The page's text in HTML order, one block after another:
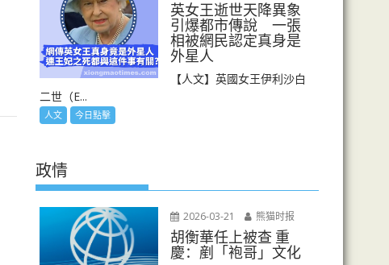
英女王逝世天降異象
引爆都市傳說 一張
相被網民認定真身是
外星人
【人文】英國女王伊利沙白
二世（E...
人文 今日點擊
政情
2026-03-21 熊猫时报
胡衡華任上被查 重
慶：剷「袍哥」文化